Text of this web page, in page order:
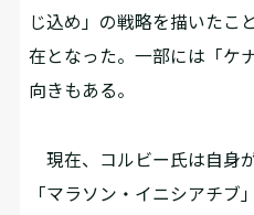
じ込め」の戦略を描いたこ
在となった。一部には「ケ
向きもある。
現在、コルビー氏は自身
「マラソン・イニシアチブ